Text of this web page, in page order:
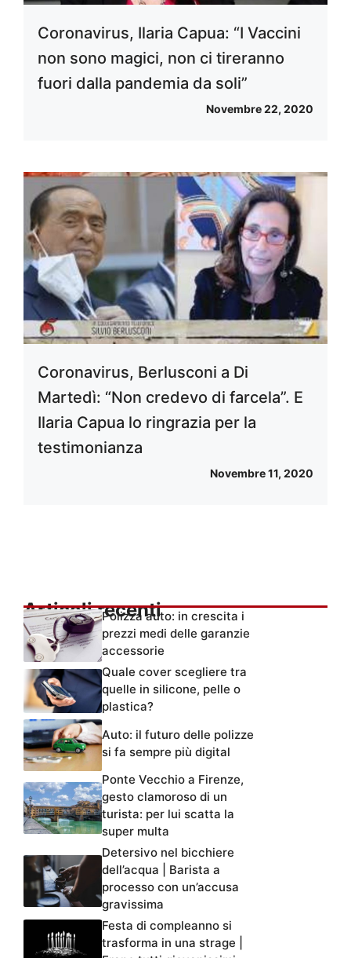
Coronavirus, Ilaria Capua: “I Vaccini
non sono magici, non ci tireranno
fuori dalla pandemia da soli”
Novembre 22, 2020
Coronavirus, Berlusconi a Di
Martedì: “Non credevo di farcela”. E
Ilaria Capua lo ringrazia per la
testimonianza
Novembre 11, 2020
Articoli recentiPolizza auto: in crescita i
prezzi medi delle garanzie
accessorie
Quale cover scegliere tra
quelle in silicone, pelle o
plastica?
Auto: il futuro delle polizze
si fa sempre più digital
Ponte Vecchio a Firenze,
gesto clamoroso di un
turista: per lui scatta la
super multa
Detersivo nel bicchiere
dell’acqua | Barista a
processo con un’accusa
gravissima
Festa di compleanno si
trasforma in una strage |